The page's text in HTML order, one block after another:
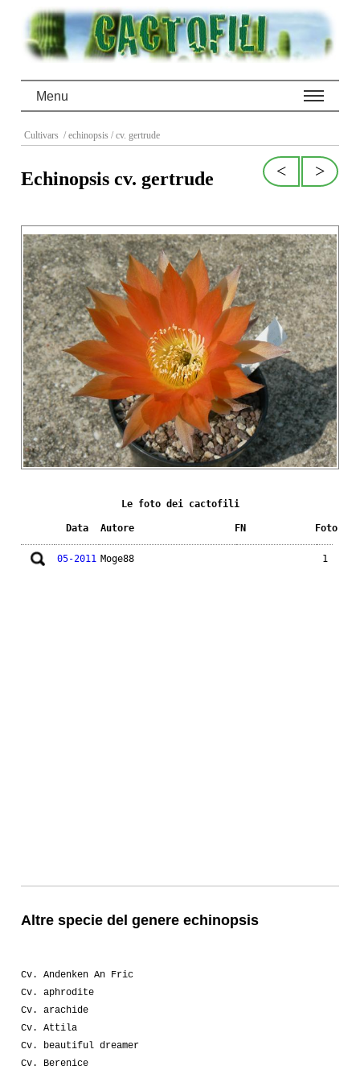
Menu
Cultivars / echinopsis / cv. gertrude
>
<
Echinopsis cv. gertrude
Le foto dei cactofili
Data Autore FN Foto
05-2011 Moge88 1
Altre specie del genere echinopsis
Cv. Andenken An Fric
Cv. aphrodite
Cv. arachide
Cv. Attila
Cv. beautiful dreamer
Cv. Berenice